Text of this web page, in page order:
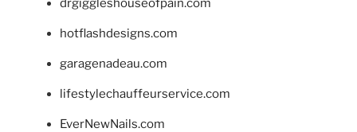
drgiggleshouseofpain.com
hotflashdesigns.com
garagenadeau.com
lifestylechauffeurservice.com
EverNewNails.com